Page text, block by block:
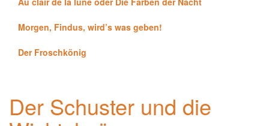
Morgen, Findus, wird’s was geben!
Der Froschkönig
Der Schuster und die